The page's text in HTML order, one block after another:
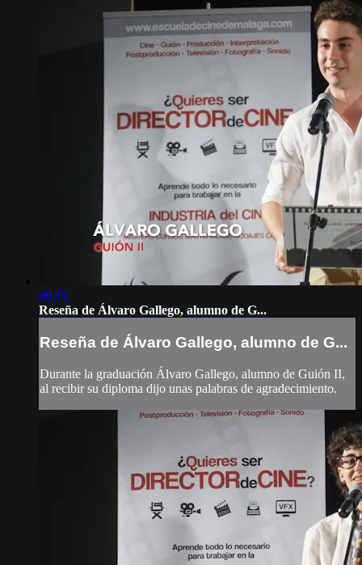
00:19
Reseña de Álvaro Gallego, alumno de G...
Reseña de Álvaro Gallego, alumno de G...
Durante la graduación Álvaro Gallego, alumno de Guión II,
al recibir su diploma dijo unas palabras de agradecimiento.